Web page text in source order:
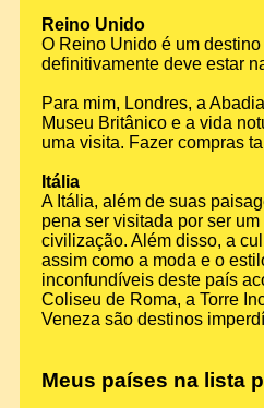
Reino Unido
O Reino Unido é um
definitivamente deve estar
Para mim, Londres, a
Museu Britânico e a vida
uma visita. Fazer compras
Itália
A Itália, além de suas
pena ser visitada por ser
civilização. Além disso, a
assim como a moda e o
inconfundíveis deste país
Coliseu de Roma, a Torre
Veneza são destinos
Meus países na lista